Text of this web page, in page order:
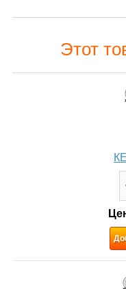
Этот